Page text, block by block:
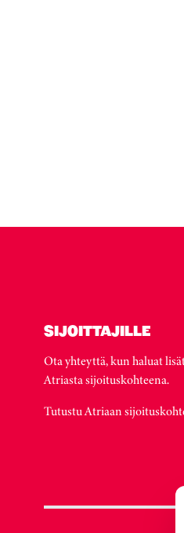
SIJOITTAJILLE
Ota yhteyttä, kun haluat
Atriasta sijoituskohteena.
Tutustu Atriaan